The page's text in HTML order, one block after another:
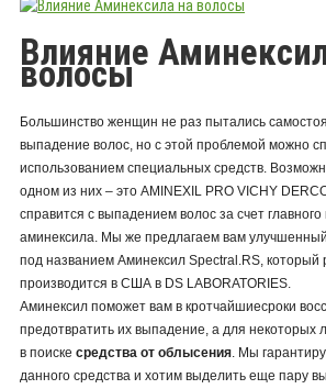
Влияние
волосы
Большинство женщин не раз пытались
выпадение волос, но с этой проблемой можно
использованием специальных средств.
одном из них – это AMINEXIL PRO VICHY
справится с выпадением волос за счет
аминексила. Мы же предлагаем вам улучшенный
под названием Аминексил Spectral.RS, который
производится в США в DS LABORATORIES.
Аминексил поможет вам в кротчайшиесроки
предотвратить их выпадение, а для некоторых
в поиске средства от облысения . Мы
данного средства и хотим выделить еще пару